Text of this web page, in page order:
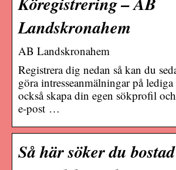
Landskronahem
AB Landskronahem
Registrera dig nedan så kan du
göra intresseanmälningar på
också skapa din egen sökprofil
e-post …
Så här söker du